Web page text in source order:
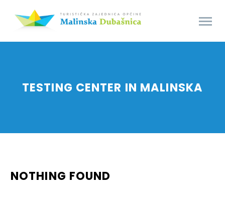
TESTING CENTER IN MALINSKA
NOTHING FOUND